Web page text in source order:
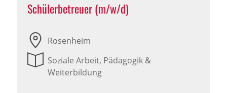
Schülerbetreuer (m/w/d)
Rosenheim
Soziale Arbeit, Pädagogik &
Weiterbildung